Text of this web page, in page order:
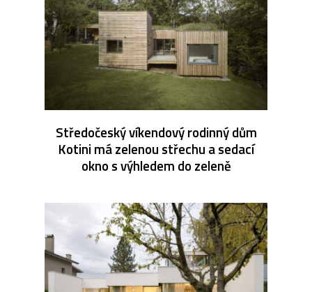
Středočeský víkendový rodinný dům
Kotini má zelenou střechu a sedací
okno s výhledem do zeleně